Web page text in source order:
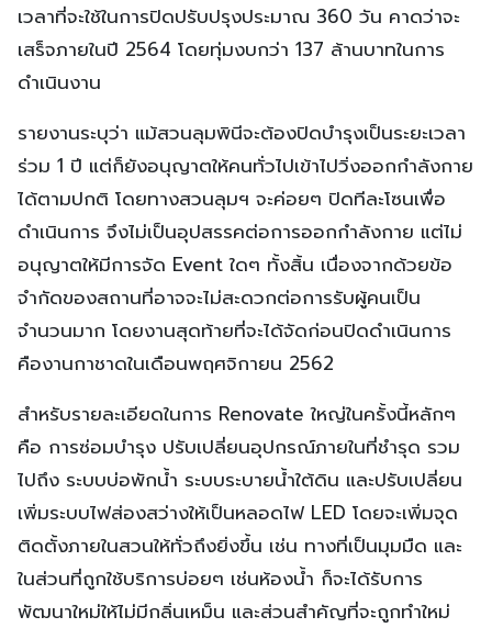
เวลาที่จะใช้ในการปิดปรับปรุงประมาณ 360 วัน คาดว่าจะ
เสร็จภายในปี 2564 โดยทุ่มงบกว่า 137 ล้านบาทในการ
ดำเนินงาน
รายงานระบุว่า แม้สวนลุมพินีจะต้องปิดบำรุงเป็นระยะเวลา
ร่วม 1 ปี แต่ก็ยังอนุญาตให้คนทั่วไปเข้าไปวิ่งออกกำลังกาย
ได้ตามปกติ โดยทางสวนลุมฯ จะค่อยๆ ปิดทีละโซนเพื่อ
ดำเนินการ จึงไม่เป็นอุปสรรคต่อการออกกำลังกาย แต่ไม่
อนุญาตให้มีการจัด Event ใดๆ ทั้งสิ้น เนื่องจากด้วยข้อ
จำกัดของสถานที่อาจจะไม่สะดวกต่อการรับผู้คนเป็น
จำนวนมาก โดยงานสุดท้ายที่จะได้จัดก่อนปิดดำเนินการ
คืองานกาชาดในเดือนพฤศจิกายน 2562
สำหรับรายละเอียดในการ Renovate ใหญ่ในครั้งนี้หลักๆ
คือ การซ่อมบำรุง ปรับเปลี่ยนอุปกรณ์ภายในที่ชำรุด รวม
ไปถึง ระบบบ่อพักน้ำ ระบบระบายน้ำใต้ดิน และปรับเปลี่ยน
เพิ่มระบบไฟส่องสว่างให้เป็นหลอดไฟ LED โดยจะเพิ่มจุด
ติดตั้งภายในสวนให้ทั่วถึงยิ่งขึ้น เช่น ทางที่เป็นมุมมืด และ
ในส่วนที่ถูกใช้บริการบ่อยๆ เช่นห้องน้ำ ก็จะได้รับการ
พัฒนาใหม่ให้ไม่มีกลิ่นเหม็น และส่วนสำคัญที่จะถูกทำใหม่